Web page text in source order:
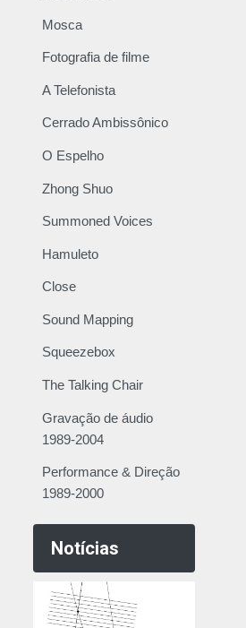
Mosca
Fotografia de filme
A Telefonista
Cerrado Ambissônico
O Espelho
Zhong Shuo
Summoned Voices
Hamuleto
Close
Sound Mapping
Squeezebox
The Talking Chair
Gravação de áudio
1989-2004
Performance & Direção
1989-2000
Notícias